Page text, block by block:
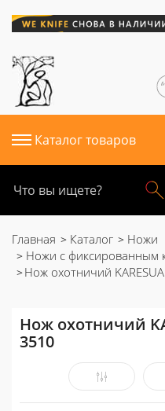
Каталог товаров
Главная Каталог
Ножи
Ножи с фиксированным
Нож охотничий
Нож охотничий
3510